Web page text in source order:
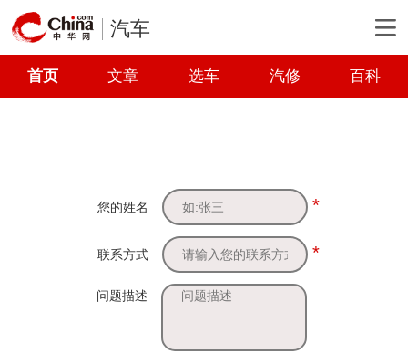
汽车
首页 文章 选车 汽修 百科
您的姓名 *
联系方式 *
问题描述